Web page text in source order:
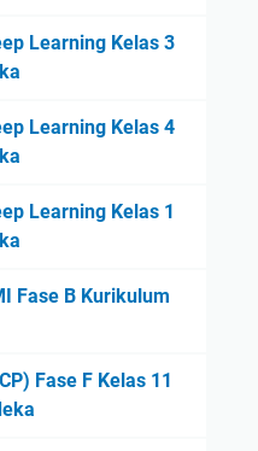
Learning Kelas 3
Learning Kelas 4
Learning Kelas 1
Fase B Kurikulum
Fase F Kelas 11